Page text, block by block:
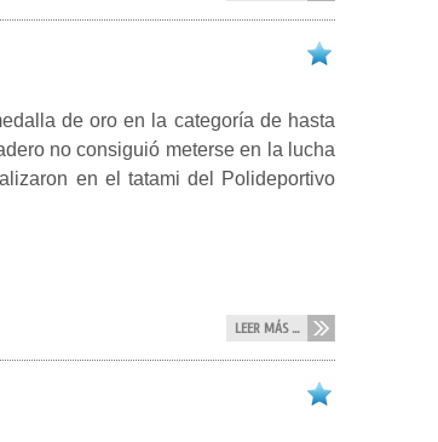
de oro en la categoría de hasta
no consiguió meterse en la lucha
en el tatami del Polideportivo
LEER MÁS ...